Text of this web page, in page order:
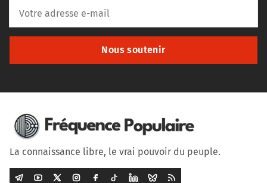
Nous soutenir
La connaissance libre, le vrai pouvoir du peuple.